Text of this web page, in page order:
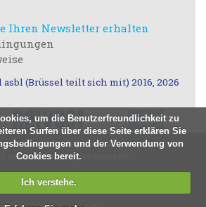
Ihren Newsletter erhalten
(Brüssel teilt sich mit) 2016, 2026
cookies à des fins statistiques, nous ne
aucune donnée personnelle.
J'AI COMPRIS
um die Benutzerfreundlichkeit zu
Surfen über diese Seite erklären Sie
und der Verwendung von
Cookies bereit.
Ich verstehe.